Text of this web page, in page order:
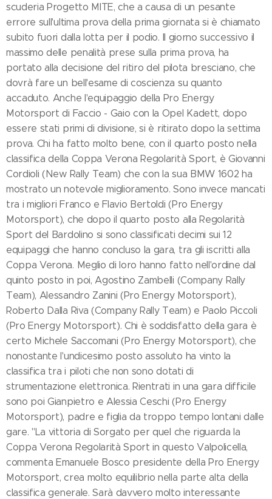
scuderia Progetto MITE, che a causa di un pesante
errore sull'ultima prova della prima giornata si è chiamato
subito fuori dalla lotta per il podio. Il giorno successivo il
massimo delle penalità prese sulla prima prova, ha
portato alla decisione del ritiro del pilota bresciano, che
dovrà fare un bell'esame di coscienza su quanto
accaduto. Anche l'equipaggio della Pro Energy
Motorsport di Faccio - Gaio con la Opel Kadett, dopo
essere stati primi di divisione, si è ritirato dopo la settima
prova. Chi ha fatto molto bene, con il quarto posto nella
classifica della Coppa Verona Regolarità Sport, è Giovanni
Cordioli (New Rally Team) che con la sua BMW 1602 ha
mostrato un notevole miglioramento. Sono invece mancati
tra i migliori Franco e Flavio Bertoldi (Pro Energy
Motorsport), che dopo il quarto posto alla Regolarità
Sport del Bardolino si sono classificati decimi sui 12
equipaggi che hanno concluso la gara, tra gli iscritti alla
Coppa Verona. Meglio di loro hanno fatto nell'ordine dal
quinto posto in poi, Agostino Zambelli (Company Rally
Team), Alessandro Zanini (Pro Energy Motorsport),
Roberto Dalla Riva (Company Rally Team) e Paolo Piccoli
(Pro Energy Motorsport). Chi è soddisfatto della gara è
certo Michele Saccomani (Pro Energy Motorsport), che
nonostante l'undicesimo posto assoluto ha vinto la
classifica tra i piloti che non sono dotati di
strumentazione elettronica. Rientrati in una gara difficile
sono poi Gianpietro e Alessia Ceschi (Pro Energy
Motorsport), padre e figlia da troppo tempo lontani dalle
gare. "La vittoria di Sorgato per quel che riguarda la
Coppa Verona Regolarità Sport in questo Valpolicella,
commenta Emanuele Bosco presidente della Pro Energy
Motorsport, crea molto equilibrio nella parte alta della
classifica generale. Sarà davvero molto interessante